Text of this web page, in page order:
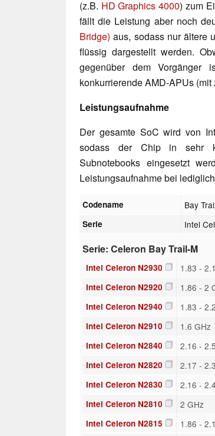
(z.B. HD Graphics 4000) zum
fällt die Leistung aber noch
Bridge) aus, sodass nur ältere
flüssig dargestellt werden.
gegenüber dem Vorgänger
konkurrierende AMD-APUs
Leistungsaufnahme
Der gesamte SoC wird von
sodass der Chip in sehr
Subnotebooks eingesetzt
Leistungsaufnahme bei
Codename Bay
Serie Intel
Serie: Celeron Bay Trail-M
Intel Celeron N2930 1.83 -
Intel Celeron N2920 1.86 - 2
Intel Celeron N2940 1.83 -
Intel Celeron N2910 1.6 GHz
Intel Celeron N2840 2.16 -
Intel Celeron N2820 2.17 -
Intel Celeron N2830 2.16 -
Intel Celeron N2810 2 GHz
Intel Celeron N2815 1.86 -